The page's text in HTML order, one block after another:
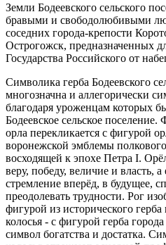
Земли Бодеевского сельского
бравыми и свободолюбивыми
соседних города-крепости
Острогожск, предназначенных
Государства Российского от
Символика герба Бодеевского
многозначна и аллегорически
благодаря уроженцам которых
Бодеевское сельское
орла перекликается с фигурой
воронежской эмблемы
восходящей к эпохе Петра I.
веру, победу, величие и власть,
стремление вперёд, в будущее,
преодолевать трудности. Рог
фигурой из исторического
колосья - с фигурой герба
символ богатства и достатка.